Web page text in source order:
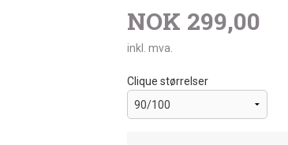
NOK 299,00
inkl. mva.
Clique størrelser